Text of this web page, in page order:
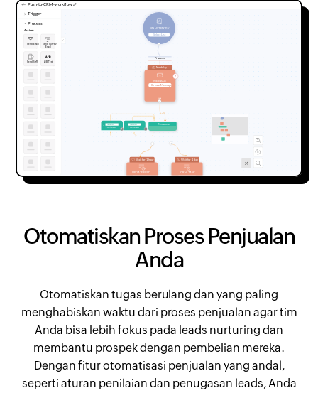
Otomatiskan Proses Penjualan
Anda
Otomatiskan tugas berulang dan yang paling
menghabiskan waktu dari proses penjualan agar tim
Anda bisa lebih fokus pada leads nurturing dan
membantu prospek dengan pembelian mereka.
Dengan fitur otomatisasi penjualan yang andal,
seperti aturan penilaian dan penugasan leads, Anda